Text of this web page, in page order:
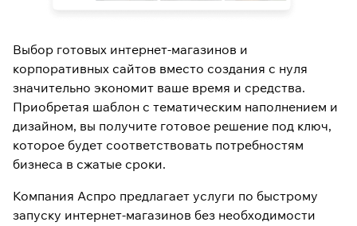
Выбор готовых интернет-магазинов и
корпоративных сайтов вместо создания с нуля
значительно экономит ваше время и средства.
Приобретая шаблон с тематическим наполнением и
дизайном, вы получите готовое решение под ключ,
которое будет соответствовать потребностям
бизнеса в сжатые сроки.
Компания Аспро предлагает услуги по быстрому
запуску интернет-магазинов без необходимости